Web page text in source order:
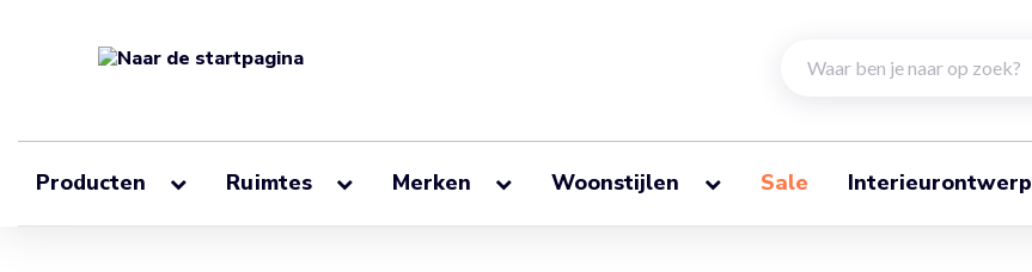
Producten Ruimtes Merken Woonstijlen Sale Interieurontwerp